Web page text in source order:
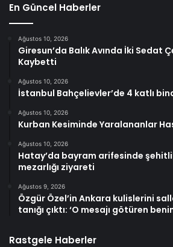
En Güncel Haberler
Ağustos 10, 2026
Giresun’da Balık Avında İki Sedat
Kaybetti
Ağustos 10, 2026
İstanbul Bahçelievler’de 4 katlı
Ağustos 10, 2026
Kurban Kesiminde Yaralananlar
Ağustos 10, 2026
Hatay’da bayram arifesinde
mezarlığı ziyareti
Ağustos 9, 2026
Özgür Özel’in Ankara kulislerini
tanığı çıktı: ‘O mesajı götüren
Rastgele Haberler